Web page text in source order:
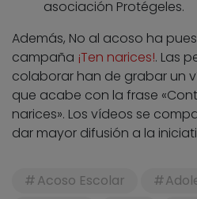
asociación Protégeles.
Además, No al acoso ha
campaña ¡Ten narices!. Las
colaborar han de grabar un
que acabe con la frase
narices». Los vídeos se
dar mayor difusión a la
Acoso Escolar